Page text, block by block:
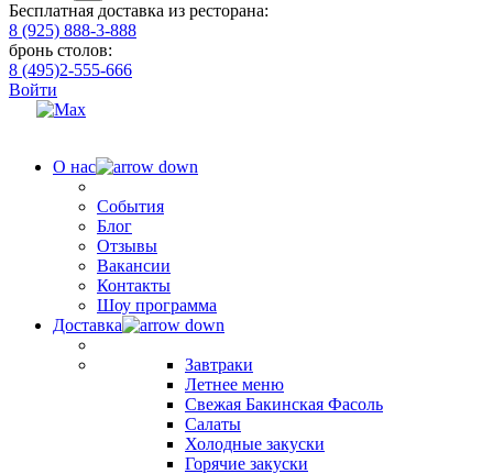
Бесплатная доставка из ресторана:
8 (925) 888-3-888
бронь столов:
8 (495)2-555-666
Войти
О нас
События
Блог
Отзывы
Вакансии
Контакты
Шоу программа
Доставка
Завтраки
Летнее меню
Свежая Бакинская Фасоль
Салаты
Холодные закуски
Горячие закуски